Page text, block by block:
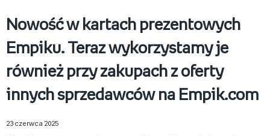
Nowość w kartach prezentowych
Empiku. Teraz wykorzystamy je
również przy zakupach z oferty
innych sprzedawców na Empik.com
23 czerwca 2025